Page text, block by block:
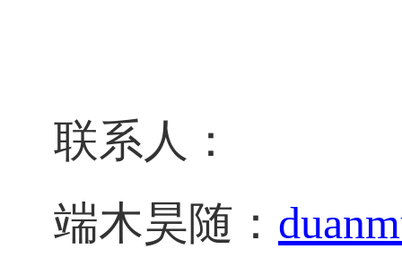
联系人：
端木昊随：